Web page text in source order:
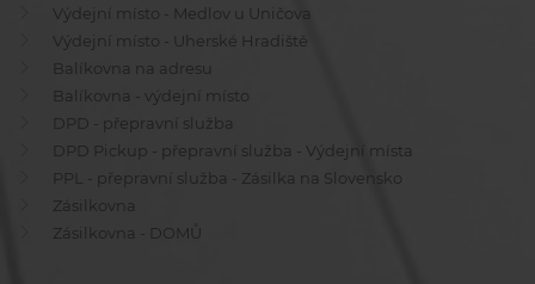
Výdejní místo - Medlov u Uničova
Výdejní místo - Uherské Hradiště
Balíkovna na adresu
Balíkovna - výdejní místo
DPD - přepravní služba
DPD Pickup - přepravní služba - Výdejní místa
PPL - přepravní služba - Zásilka na Slovensko
Zásilkovna
Zásilkovna - DOMŮ